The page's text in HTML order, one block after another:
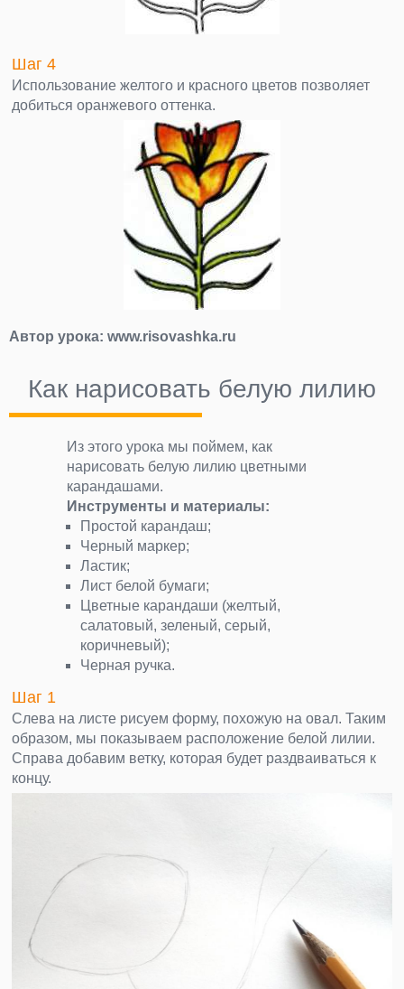
Шаг 4
Использование желтого и красного цветов позволяет
добиться оранжевого оттенка.
Автор урока: www.risovashka.ru
Как нарисовать белую лилию
Из этого урока мы поймем, как
нарисовать белую лилию цветными
карандашами.
Инструменты и материалы:
Простой карандаш;
Черный маркер;
Ластик;
Лист белой бумаги;
Цветные карандаши (желтый,
салатовый, зеленый, серый,
коричневый);
Черная ручка.
Шаг 1
Слева на листе рисуем форму, похожую на овал. Таким
образом, мы показываем расположение белой лилии.
Справа добавим ветку, которая будет раздваиваться к
концу.